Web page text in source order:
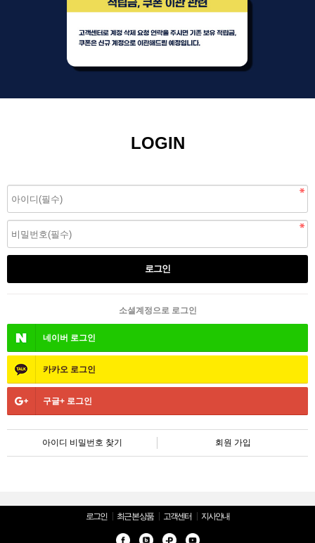
LOGIN
소셜계정으로 로그인
네이버 로그인
카카오 로그인
구글+ 로그인
아이디 비밀번호 찾기 회원 가입
로그인 최근 본 상품 고객센터 지사안내